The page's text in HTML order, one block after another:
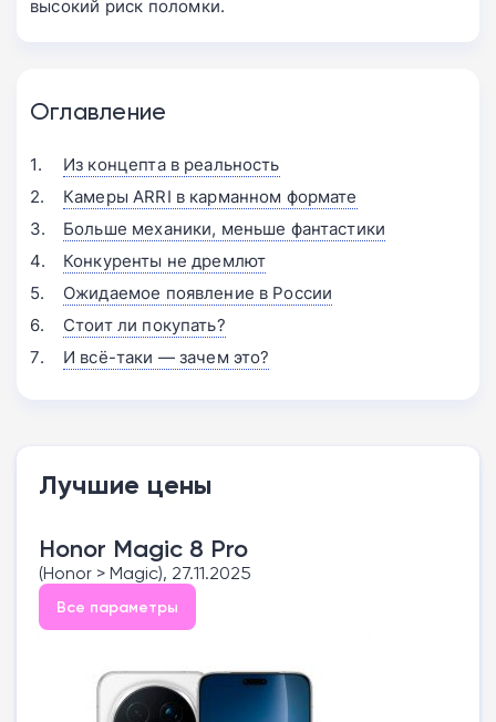
высокий риск поломки.
Оглавление
Из концепта в реальность
Камеры ARRI в карманном формате
Больше механики, меньше фантастики
Конкуренты не дремлют
Ожидаемое появление в России
Стоит ли покупать?
И всё-таки — зачем это?
Лучшие цены
Honor Magic 8 Pro
(Honor > Magic), 27.11.2025
Все параметры